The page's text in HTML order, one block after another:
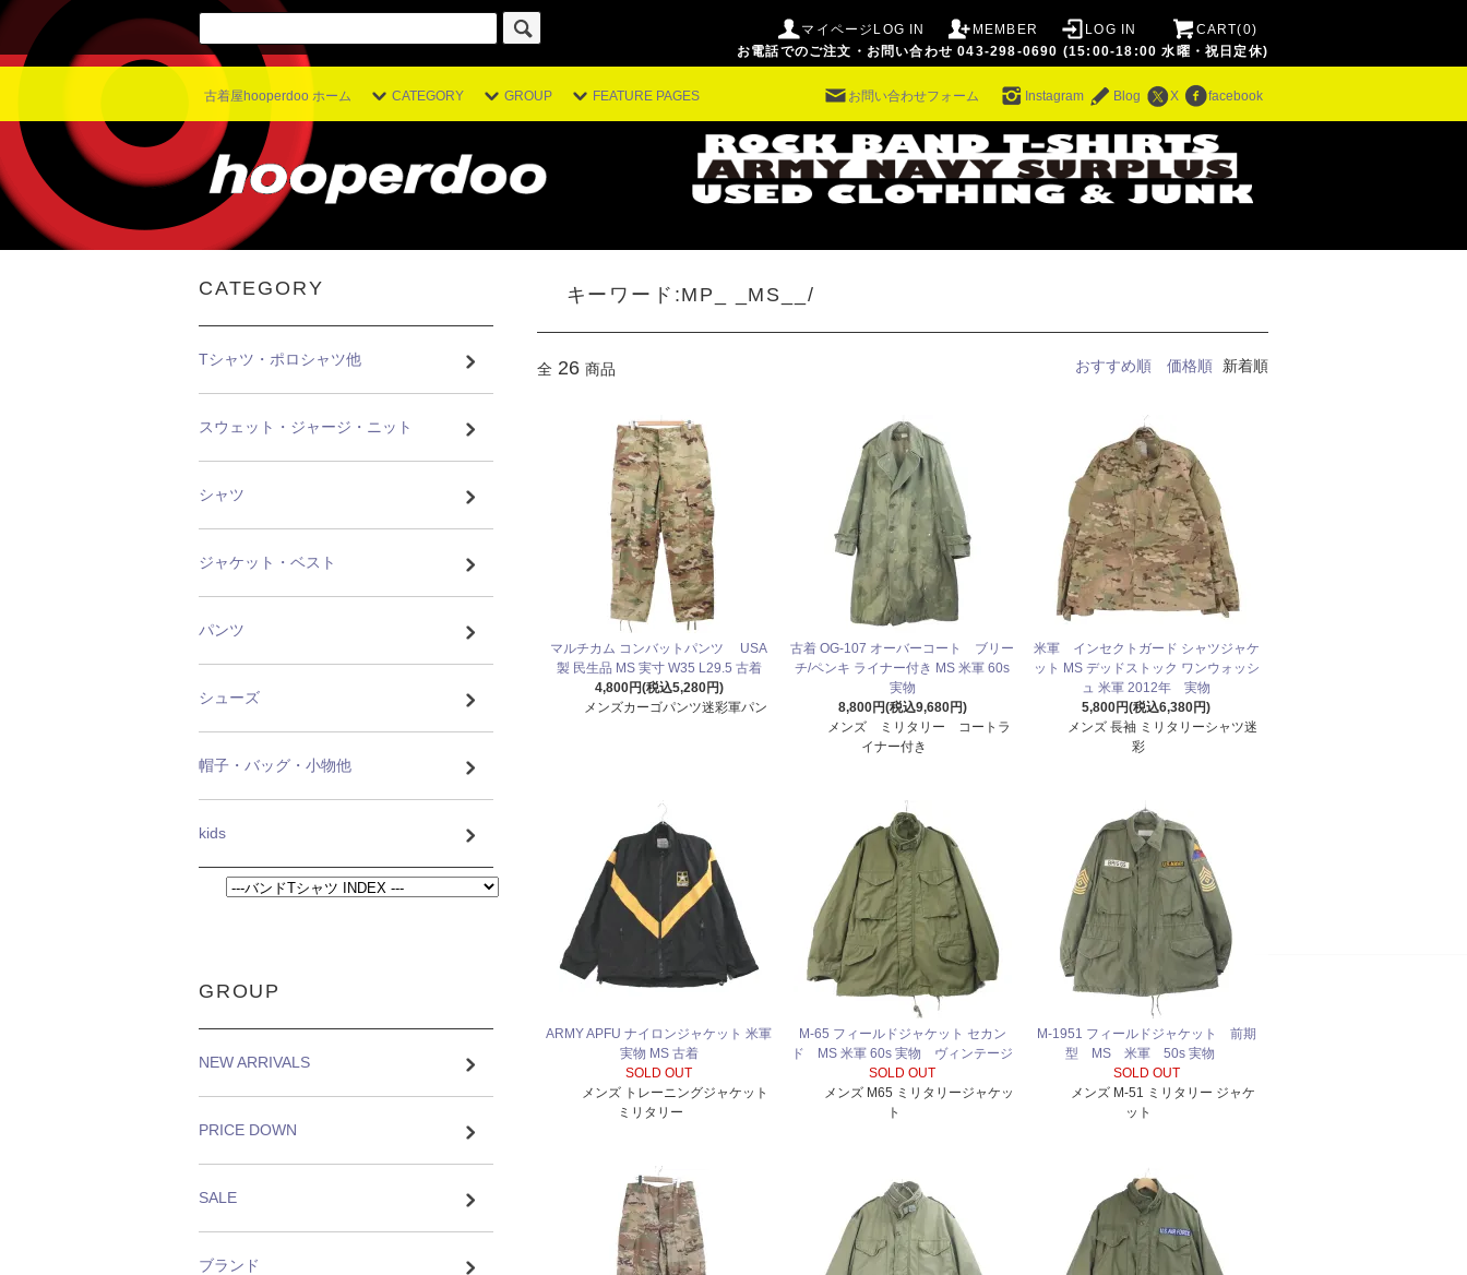
マイページLOG IN MEMBER LOG IN
CART(0)
お電話でのご注文・お問い合わせ 043-298-0690 (15:00-18:00 水曜・祝日定休)
古着屋hooperdoo ホーム CATEGORY GROUP FEATURE PAGES お問い合わせフォーム Instagram Blog X facebook
キーワード:MP_ _MS__/
全 26 商品 おすすめ順 価格順 新着順
マルチカム コンバットパンツ USA
製 民生品 MS 実寸 W35 L29.5 古着
4,800円(税込5,280円)
メンズカーゴパンツ迷彩軍パン
古着 OG-107 オーバーコート ブリー
チ/ペンキ ライナー付き MS 米軍 60s
実物
8,800円(税込9,680円)
メンズ ミリタリー コートラ
イナー付き
米軍 インセクトガード シャツジャケ
ット MS デッドストック ワンウォッシ
ュ 米軍 2012年 実物
5,800円(税込6,380円)
メンズ 長袖 ミリタリーシャツ迷
彩
ARMY APFU ナイロンジャケット 米軍
実物 MS 古着
SOLD OUT
メンズ トレーニングジャケット
ミリタリー
M-65 フィールドジャケット セカン
ド MS 米軍 60s 実物 ヴィンテージ
SOLD OUT
メンズ M65 ミリタリージャケッ
ト
M-1951 フィールドジャケット 前期
型 MS 米軍 50s 実物
SOLD OUT
メンズ M-51 ミリタリー ジャケ
ット
CATEGORY
Tシャツ・ポロシャツ他
スウェット・ジャージ・ニット
シャツ
ジャケット・ベスト
パンツ
シューズ
帽子・バッグ・小物他
kids
GROUP
NEW ARRIVALS
PRICE DOWN
SALE
ブランド